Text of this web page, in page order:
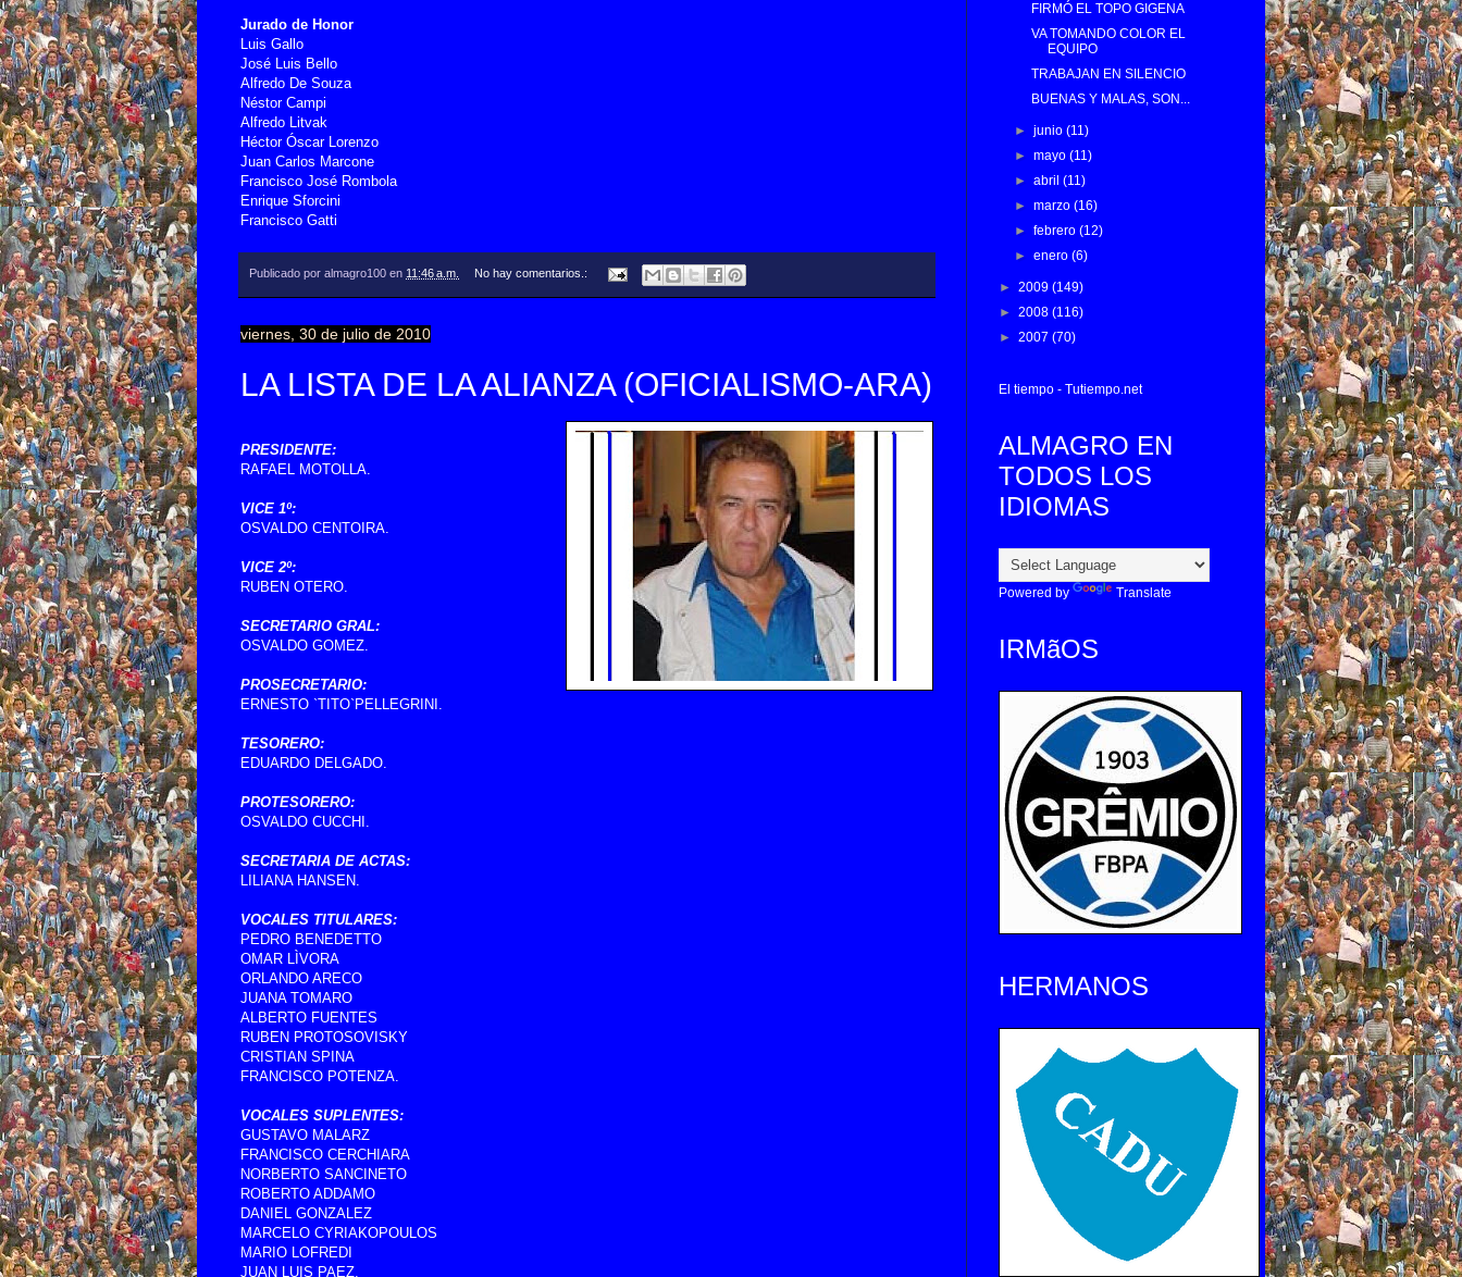
Jurado de Honor
Luis Gallo
José Luis Bello
Alfredo De Souza
Néstor Campi
Alfredo Litvak
Héctor Óscar Lorenzo
Juan Carlos Marcone
Francisco José Rombola
Enrique Sforcini
Francisco Gatti
Publicado por almagro100 en 11:46 a.m. No hay comentarios.:
viernes, 30 de julio de 2010
LA LISTA DE LA ALIANZA (OFICIALISMO-ARA)
PRESIDENTE:
RAFAEL MOTOLLA.
VICE 1º:
OSVALDO CENTOIRA.
VICE 2º:
RUBEN OTERO.
SECRETARIO GRAL:
OSVALDO GOMEZ.
PROSECRETARIO:
ERNESTO `TITO`PELLEGRINI.
TESORERO:
EDUARDO DELGADO.
PROTESORERO:
OSVALDO CUCCHI.
SECRETARIA DE ACTAS:
LILIANA HANSEN.
VOCALES TITULARES:
PEDRO BENEDETTO
OMAR LÌVORA
ORLANDO ARECO
JUANA TOMARO
ALBERTO FUENTES
RUBEN PROTOSOVISKY
CRISTIAN SPINA
FRANCISCO POTENZA.
VOCALES SUPLENTES:
GUSTAVO MALARZ
FRANCISCO CERCHIARA
NORBERTO SANCINETO
ROBERTO ADDAMO
DANIEL GONZALEZ
MARCELO CYRIAKOPOULOS
MARIO LOFREDI
JUAN LUIS PAEZ.
FIRMÓ EL TOPO GIGENA
VA TOMANDO COLOR EL
EQUIPO
TRABAJAN EN SILENCIO
BUENAS Y MALAS, SON...
►junio(11)
►mayo(11)
►abril(11)
►marzo(16)
►febrero(12)
►enero(6)
► 2009 (149)
► 2008 (116)
► 2007 (70)
El tiempo - Tutiempo.net
ALMAGRO EN
TODOS LOS
IDIOMAS
Powered by Translate
IRMãOS
HERMANOS